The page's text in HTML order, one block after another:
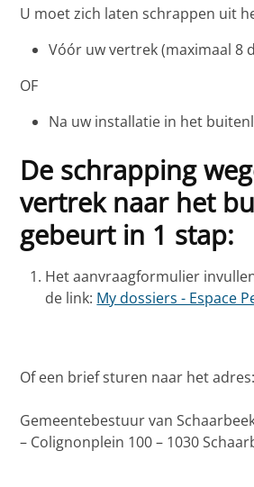
U moet zich laten schrappen uit
Vóór uw vertrek (maximaal 8
OF
Na uw installatie in het
De schrapping
vertrek naar het
gebeurt in 1 stap:
Het aanvraagformulier
de link: My dossiers - Espace
Of een brief sturen naar het adres:
Gemeentebestuur van
– Colignonplein 100 – 1030